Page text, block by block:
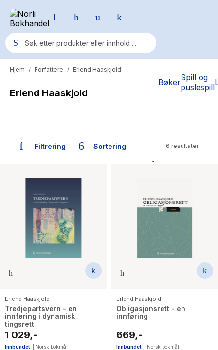
BøkerSpill og
puslespill
Populære søk
Pokemon
Yesteryear
Hypopressiv trening
The Housemaid
Hjem / Forfattere / Erlend Haaskjold
Erlend Haaskjold
Filtrering Sortering 6 resultater
Erlend Haaskjold
Tredjepartsvern - en
innføring i dynamisk
tingsrett
1 029,-
Innbundet Norsk bokmål
Erlend Haaskjold
Obligasjonsrett - en
innføring
669,-
Innbundet Norsk bokmål